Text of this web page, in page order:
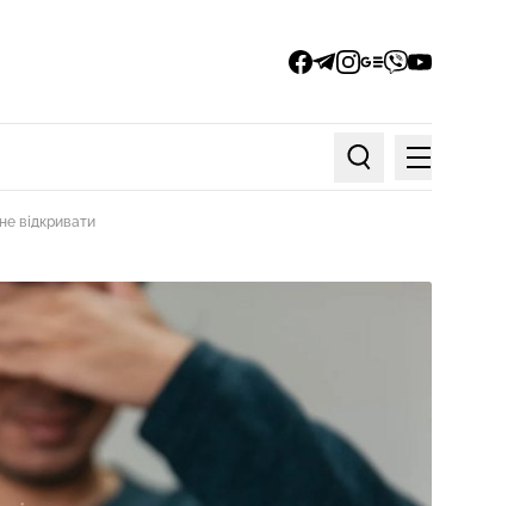
facebook
telegram
instagram
google_news
viberyoutube
Пошук по статтях
Меню
відкривати